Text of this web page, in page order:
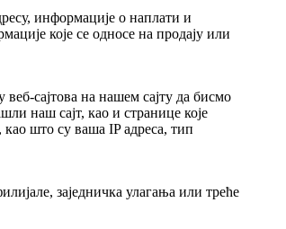
информације о наплати и
које се односе на продају или
сајтова на нашем сајту да бисмо
наш сајт, као и странице које
као што су ваша IP адреса, тип
заједничка улагања или треће